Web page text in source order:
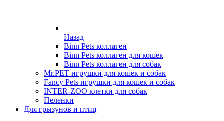
Назад
Binn Pets коллаген
Binn Pets коллаген для кошек
Binn Pets коллаген для собак
Mr.PET игрушки для кошек и собак
Fancy Pets игрушки для кошек и собак
INTER-ZOO клетки для собак
Пеленки
Для грызунов и птиц